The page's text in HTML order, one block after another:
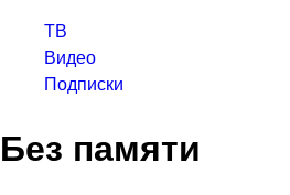
ТВ
Видео
Подписки
Без памяти